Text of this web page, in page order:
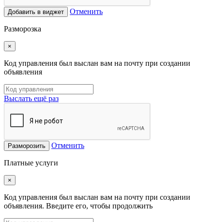
Добавить в виджет Отменить
Разморозка
×
Код управления был выслан вам на почту при создании
объявления
Выслать ещё раз
Разморозить Отменить
Платные услуги
×
Код управления был выслан вам на почту при создании
объявления. Введите его, чтобы продолжить